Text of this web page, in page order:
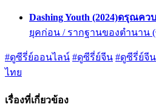
Dashing Youth (2024)ดรุณค
ยุคก่อน / รากฐานของตำนาน
#ดูซีรี่ย์ออนไลน์ #ดูซีรี่ย์จีน #ดูซีรี่ย์จี
ไทย
เรื่องที่เกี่ยวข้อง